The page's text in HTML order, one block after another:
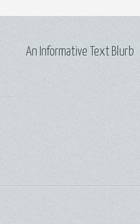
An Informative Text Blurb